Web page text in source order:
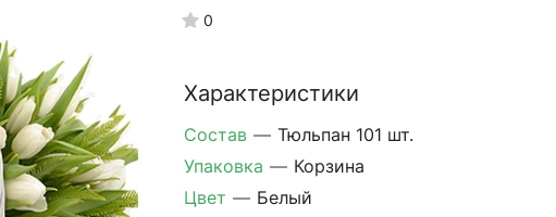
0
Характеристики
Состав — Тюльпан 101 шт.
Упаковка — Корзина
Цвет — Белый